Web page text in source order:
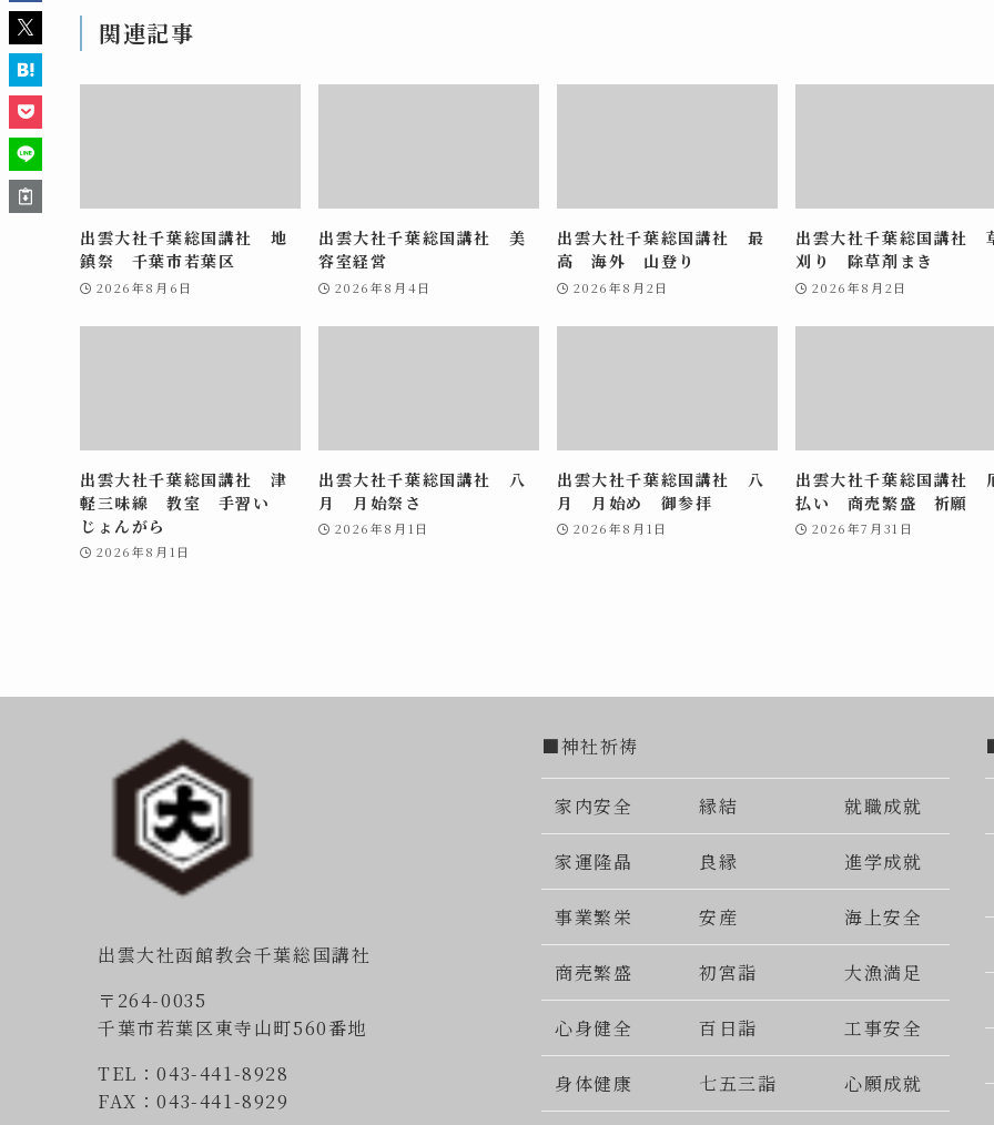
関連記事
出雲大社千葉総国講社 地
鎮祭 千葉市若葉区
2026年8月6日
出雲大社千葉総国講社 美
容室経営
2026年8月4日
出雲大社千葉総国講社 最
高 海外 山登り
2026年8月2日
出雲大社千葉総国講社
刈り 除草剤まき
2026年8月2日
出雲大社千葉総国講社 津
軽三味線 教室 手習い
じょんがら
2026年8月1日
出雲大社千葉総国講社 八
月 月始祭さ
2026年8月1日
出雲大社千葉総国講社 八
月 月始め 御参拝
2026年8月1日
出雲大社千葉総国講社
払い 商売繁盛 祈願
2026年7月31日
出雲大社函館教会千葉総国講社
〒264-0035
千葉市若葉区東寺山町560番地
TEL：043-441-8928
FAX：043-441-8929
■神社祈祷
家内安全 縁結 就職成就
家運隆晶 良縁 進学成就
事業繁栄 安産 海上安全
商売繁盛 初宮詣 大漁満足
心身健全 百日詣 工事安全
身体健康 七五三詣 心願成就